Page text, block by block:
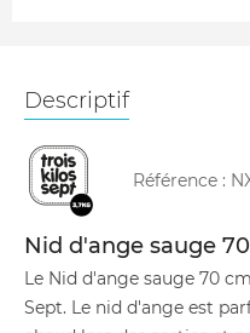
Descriptif
Référence :
Nid d'ange sauge
Le Nid d'ange sauge 70
Sept. Le nid d'ange est